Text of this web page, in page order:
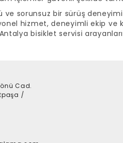
sorunsuz bir sürüş
hizmet, deneyimli ekip ve
bisiklet servisi
Cad.
/